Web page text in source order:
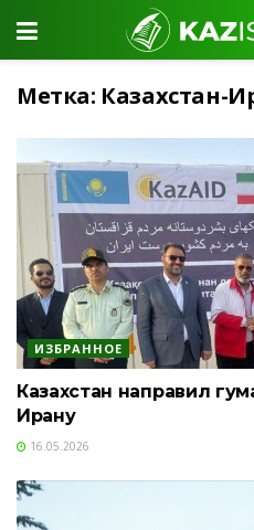
Метка: Казахстан-
ИЗБРАННОЕ
Казахстан направил
Ирану
16.05.2026